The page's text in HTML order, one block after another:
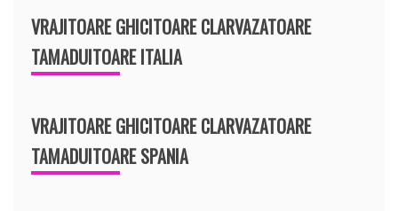
VRAJITOARE GHICITOARE CLARVAZATOARE
TAMADUITOARE ITALIA
VRAJITOARE GHICITOARE CLARVAZATOARE
TAMADUITOARE SPANIA